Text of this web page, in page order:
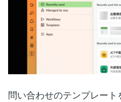
問い合わせのテンプレー